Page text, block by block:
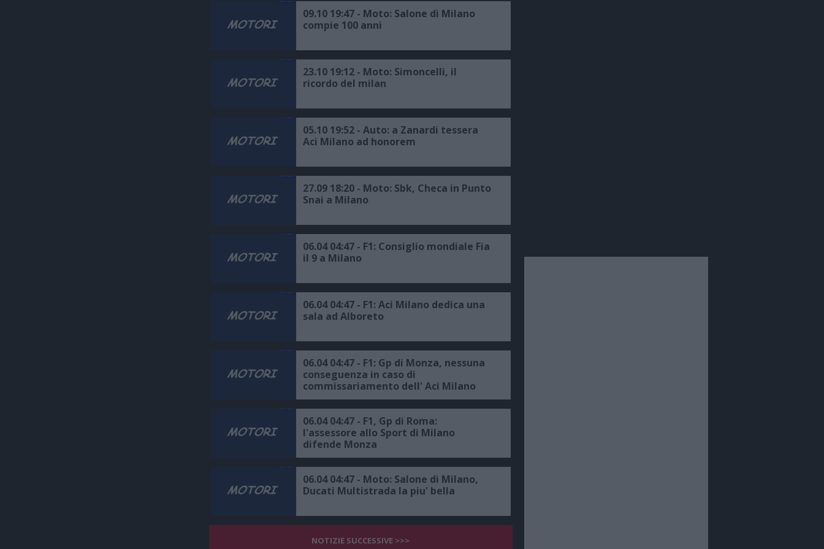
09.10 19:47 - Moto: Salone di Milano
compie 100 anni
23.10 19:12 - Moto: Simoncelli, il
ricordo del milan
05.10 19:52 - Auto: a Zanardi tessera
Aci Milano ad honorem
27.09 18:20 - Moto: Sbk, Checa in Punto
Snai a Milano
06.04 04:47 - F1: Consiglio mondiale Fia
il 9 a Milano
06.04 04:47 - F1: Aci Milano dedica una
sala ad Alboreto
06.04 04:47 - F1: Gp di Monza, nessuna
conseguenza in caso di
commissariamento dell' Aci Milano
06.04 04:47 - F1, Gp di Roma:
l'assessore allo Sport di Milano
difende Monza
06.04 04:47 - Moto: Salone di Milano,
Ducati Multistrada la piu' bella
NOTIZIE SUCCESSIVE >>>